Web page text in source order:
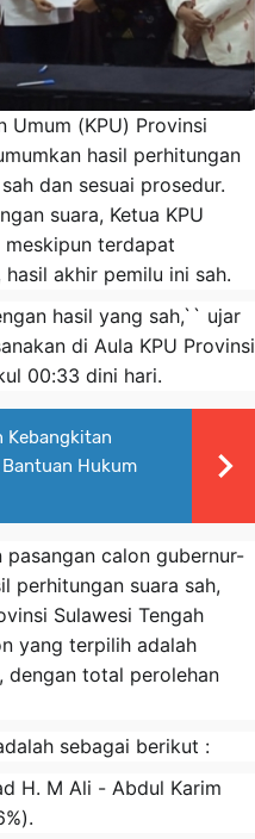
Umum (KPU) Provinsi
hasil perhitungan
dan sesuai prosedur.
suara, Ketua KPU
meskipun terdapat
akhir pemilu ini sah.
hasil yang sah,`` ujar
di Aula KPU Provinsi
00:33 dini hari.
Kebangkitan
Hukum
calon gubernur-
perhitungan suara sah,
Sulawesi Tengah
yang terpilih adalah
dengan total perolehan
sebagai berikut :
H. M Ali - Abdul Karim